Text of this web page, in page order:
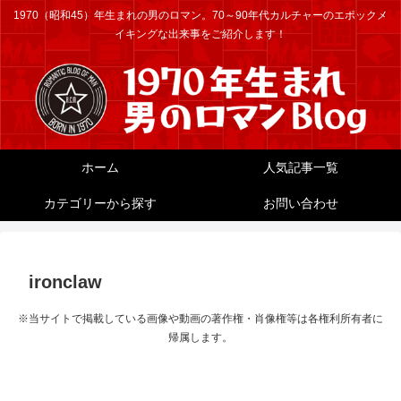
1970（昭和45）年生まれの男のロマン。70～90年代カルチャーのエポックメ
イキングな出来事をご紹介します！
ホーム 人気記事一覧
カテゴリーから探す お問い合わせ
ironclaw
※当サイトで掲載している画像や動画の著作権・肖像権等は各権利所有者に
帰属します。